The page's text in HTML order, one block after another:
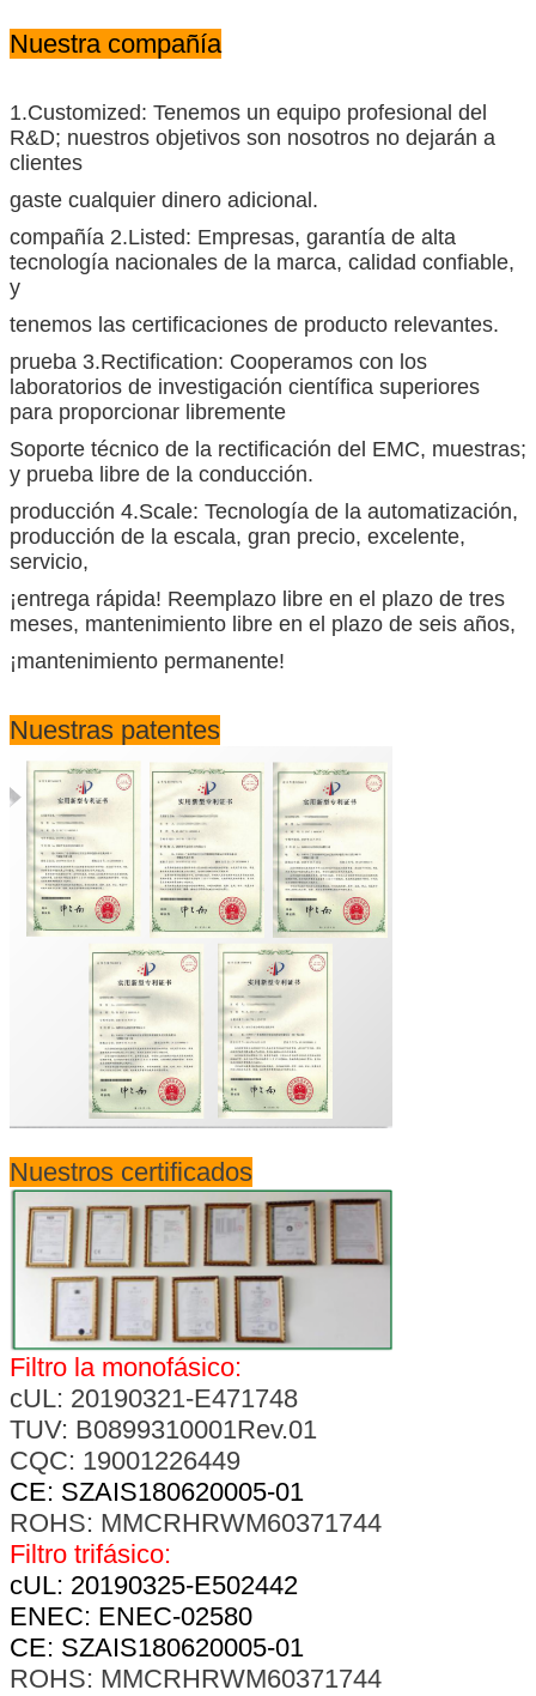
Nuestra compañía
1.Customized: Tenemos un equipo profesional del
R&D; nuestros objetivos son nosotros no dejarán a
clientes
gaste cualquier dinero adicional.
compañía 2.Listed: Empresas, garantía de alta
tecnología nacionales de la marca, calidad confiable,
y
tenemos las certificaciones de producto relevantes.
prueba 3.Rectification: Cooperamos con los
laboratorios de investigación científica superiores
para proporcionar libremente
Soporte técnico de la rectificación del EMC, muestras;
y prueba libre de la conducción.
producción 4.Scale: Tecnología de la automatización,
producción de la escala, gran precio, excelente,
servicio,
¡entrega rápida! Reemplazo libre en el plazo de tres
meses, mantenimiento libre en el plazo de seis años,
¡mantenimiento permanente!
Nuestras patentes
Nuestros certificados
Filtro la monofásico:
cUL: 20190321-E471748
TUV: B0899310001Rev.01
CQC: 19001226449
CE: SZAIS180620005-01
ROHS: MMCRHRWM60371744
Filtro trifásico:
cUL: 20190325-E502442
ENEC: ENEC-02580
CE: SZAIS180620005-01
ROHS: MMCRHRWM60371744